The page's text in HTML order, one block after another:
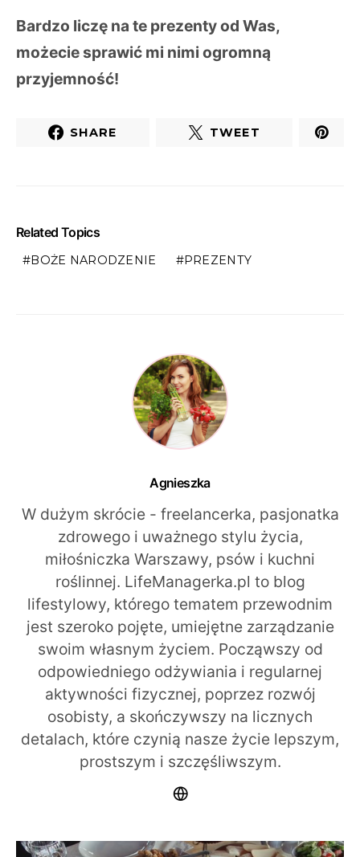
Bardzo liczę na te prezenty od Was,
możecie sprawić mi nimi ogromną
przyjemność!
SHARE TWEET
Related Topics
BOŻE NARODZENIE PREZENTY
Agnieszka
W dużym skrócie - freelancerka, pasjonatka
zdrowego i uważnego stylu życia,
miłośniczka Warszawy, psów i kuchni
roślinnej. LifeManagerka.pl to blog
lifestylowy, którego tematem przewodnim
jest szeroko pojęte, umiejętne zarządzanie
swoim własnym życiem. Począwszy od
odpowiedniego odżywiania i regularnej
aktywności fizycznej, poprzez rozwój
osobisty, a skończywszy na licznych
detalach, które czynią nasze życie lepszym,
prostszym i szczęśliwszym.